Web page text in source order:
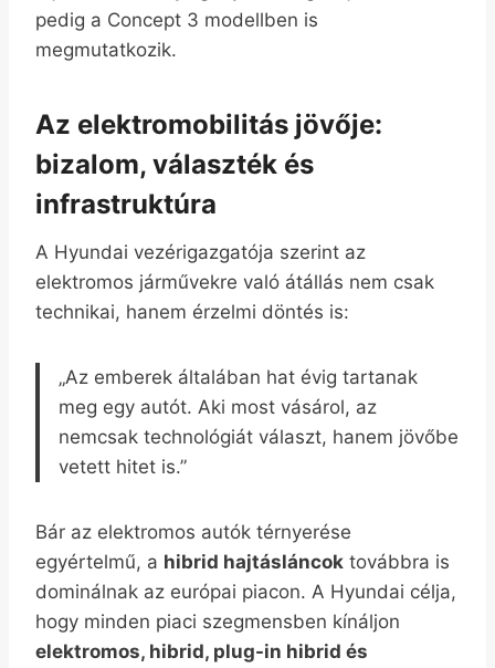
pedig a Concept 3 modellben is
megmutatkozik.
Az elektromobilitás jövője:
bizalom, választék és
infrastruktúra
A Hyundai vezérigazgatója szerint az
elektromos járművekre való átállás nem csak
technikai, hanem érzelmi döntés is:
„Az emberek általában hat évig tartanak
meg egy autót. Aki most vásárol, az
nemcsak technológiát választ, hanem jövőbe
vetett hitet is.”
Bár az elektromos autók térnyerése
egyértelmű, a hibrid hajtásláncok továbbra is
dominálnak az európai piacon. A Hyundai célja,
hogy minden piaci szegmensben kínáljon
elektromos, hibrid, plug-in hibrid és